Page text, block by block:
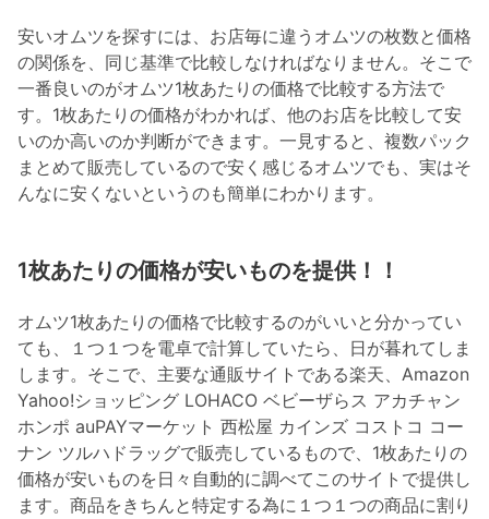
安いオムツを探すには、お店毎に違うオムツの枚数と価格
の関係を、同じ基準で比較しなければなりません。そこで
一番良いのがオムツ1枚あたりの価格で比較する方法で
す。1枚あたりの価格がわかれば、他のお店を比較して安
いのか高いのか判断ができます。一見すると、複数パック
まとめて販売しているので安く感じるオムツでも、実はそ
んなに安くないというのも簡単にわかります。
1枚あたりの価格が安いものを提供！！
オムツ1枚あたりの価格で比較するのがいいと分かってい
ても、１つ１つを電卓で計算していたら、日が暮れてしま
します。そこで、主要な通販サイトである楽天、Amazon
Yahoo!ショッピング LOHACO ベビーザらス アカチャン
ホンポ auPAYマーケット 西松屋 カインズ コストコ コー
ナン ツルハドラッグで販売しているもので、1枚あたりの
価格が安いものを日々自動的に調べてこのサイトで提供し
ます。商品をきちんと特定する為に１つ１つの商品に割り